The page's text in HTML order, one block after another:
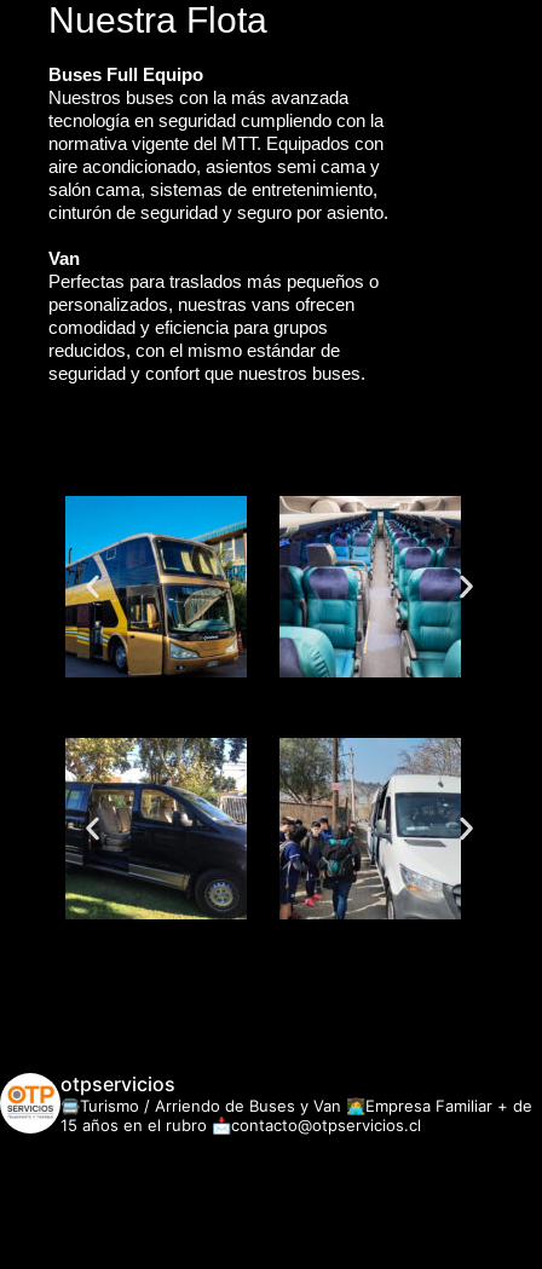
Nuestra Flota
Buses Full Equipo
Nuestros buses con la más avanzada
tecnología en seguridad cumpliendo con la
normativa vigente del MTT. Equipados con
aire acondicionado, asientos semi cama y
salón cama, sistemas de entretenimiento,
cinturón de seguridad y seguro por asiento.
Van
Perfectas para traslados más pequeños o
personalizados, nuestras vans ofrecen
comodidad y eficiencia para grupos
reducidos, con el mismo estándar de
seguridad y confort que nuestros buses.
otpservicios
🚍Turismo / Arriendo de Buses y Van 👩‍💻Empresa Familiar + de
15 años en el rubro 📩contacto@otpservicios.cl